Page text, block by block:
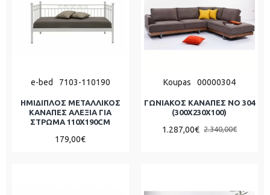
e-bed 7103-110190
ΗΜΙΔΙΠΛΟΣ ΜΕΤΑΛΛΙΚΟΣ
ΚΑΝΑΠΕΣ ΑΛΕΞΙΑ ΓΙΑ
ΣΤΡΩΜΑ 110Χ190CM
179,00€
Koupas 00000304
ΓΩΝΙΑΚΟΣ ΚΑΝΑΠΕΣ ΝΟ 304
(300X230X100)
1.287,00€ 2.340,00€